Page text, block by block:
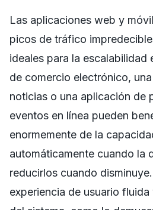
Las aplicaciones web y
picos de tráfico
ideales para la escalabilidad
de comercio electrónico,
noticias o una aplicación de
eventos en línea pueden
enormemente de la
automáticamente cuando la
reducirlos cuando
experiencia de usuario